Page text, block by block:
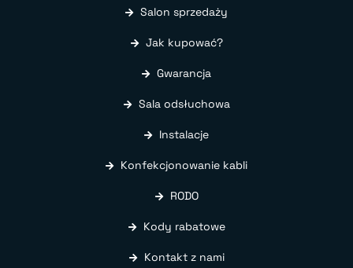
Salon sprzedaży
Jak kupować?
Gwarancja
Sala odsłuchowa
Instalacje
Konfekcjonowanie kabli
RODO
Kody rabatowe
Kontakt z nami